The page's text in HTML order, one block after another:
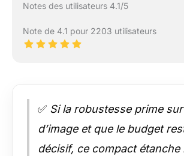
Notes des utilisateurs 4.1/5
Note de 4.1 pour 2203 utilisateurs
✅ Si la robustesse prime
d’image et que le budget
décisif, ce compact étanche